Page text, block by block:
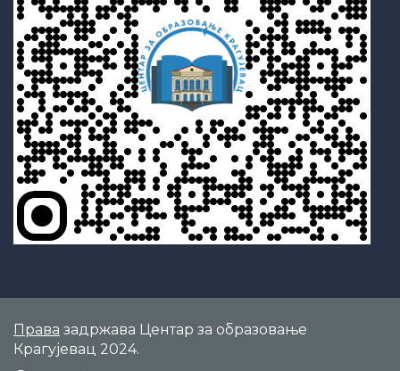
Права задржава Центар за образовање
Крагујевац 2024.